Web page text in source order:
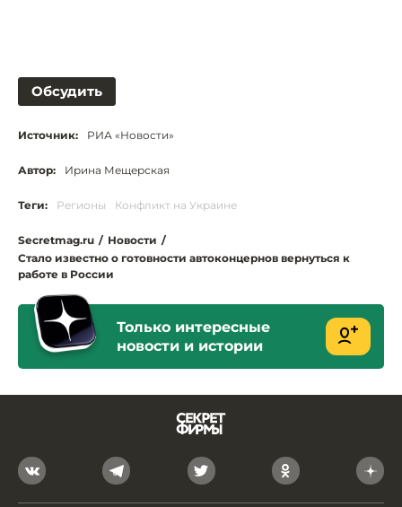
Обсудить
Источник: РИА «Новости»
Автор: Ирина Мещерская
Теги: Регионы Конфликт на Украине
Secretmag.ru / Новости /
Стало известно о готовности автоконцернов вернуться к
работе в России
Только интересные
новости и истории